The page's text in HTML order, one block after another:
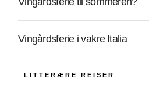
Vingårdsferie i vakre Italia
LITTERÆRE REISER